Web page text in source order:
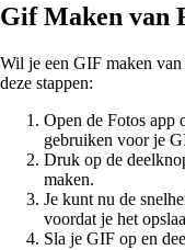
Gif Maken van
Wil je een GIF maken
deze stappen:
Open de Fotos app
gebruiken voor je
Druk op de
maken.
Je kunt nu de
voordat je het
Sla je GIF op en